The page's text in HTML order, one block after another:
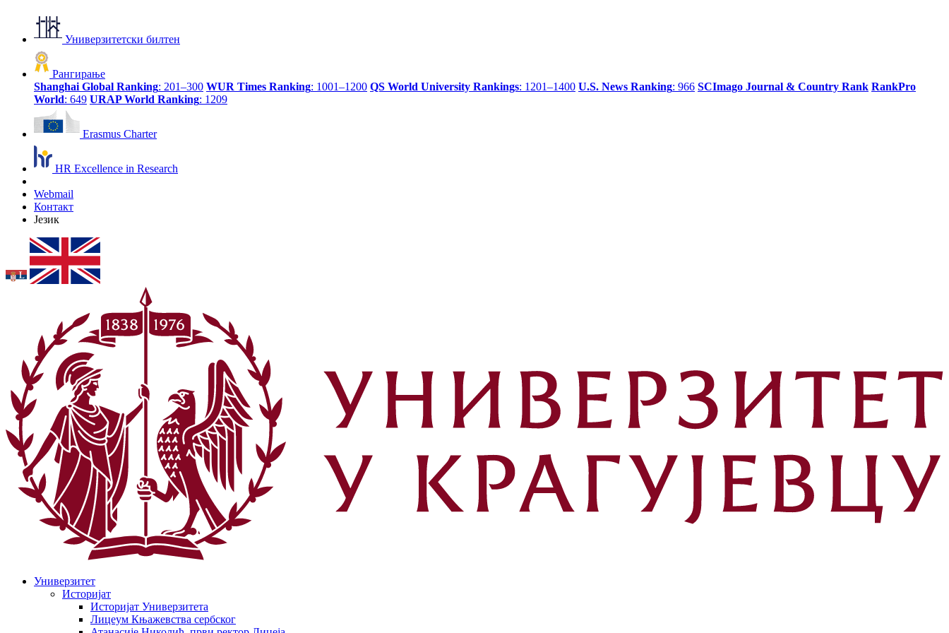
Универзитетски билтен
Рангирање
Shanghai Global Ranking: 201–300 WUR Times Ranking: 1001–1200 QS World University Rankings: 1201–1400 U.S. News Ranking: 966 SCImago Journal & Country Rank RankPro
World: 649 URAP World Ranking: 1209
Erasmus Charter
HR Excellence in Research
Webmail
Контакт
Језик
Универзитет
Историјат
Историјат Универзитета
Лицеум Књажевства сербског